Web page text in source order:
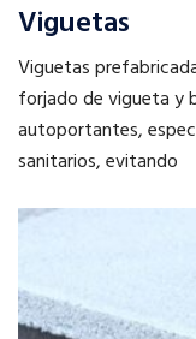
Viguetas
Viguetas
forjado de vigueta y
autoportantes,
sanitarios, evitando